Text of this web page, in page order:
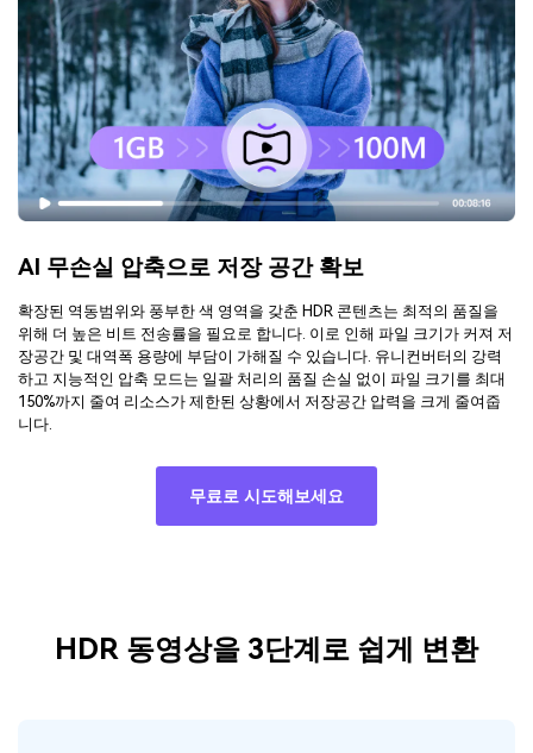
AI 무손실 압축으로 저장 공간 확보
확장된 역동범위와 풍부한 색 영역을 갖춘 HDR 콘텐츠는 최적의 품질을
위해 더 높은 비트 전송률을 필요로 합니다. 이로 인해 파일 크기가 커져 저
장공간 및 대역폭 용량에 부담이 가해질 수 있습니다. 유니컨버터의 강력
하고 지능적인 압축 모드는 일괄 처리의 품질 손실 없이 파일 크기를 최대
150%까지 줄여 리소스가 제한된 상황에서 저장공간 압력을 크게 줄여줍
니다.
무료로 시도해보세요
HDR 동영상을 3단계로 쉽게 변환